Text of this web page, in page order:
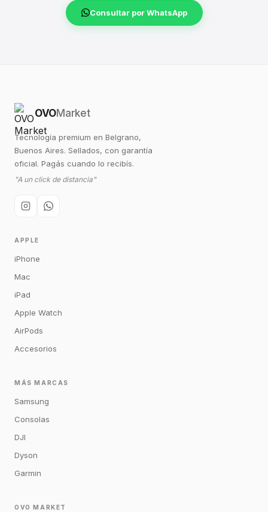
Consultar por WhatsApp
OVOMarket
Tecnología premium en Belgrano,
Buenos Aires. Sellados, con garantía
oficial. Pagás cuando lo recibís.
"A un click de distancia"
APPLE
iPhone
Mac
iPad
Apple Watch
AirPods
Accesorios
MÁS MARCAS
Samsung
Consolas
DJI
Dyson
Garmin
OVO MARKET